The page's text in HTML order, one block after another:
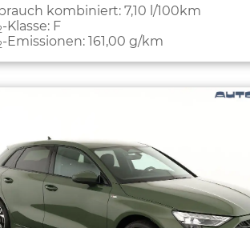
kombiniert: 7,10 l/100km
-Klasse: F
-Emissionen: 161,00 g/km